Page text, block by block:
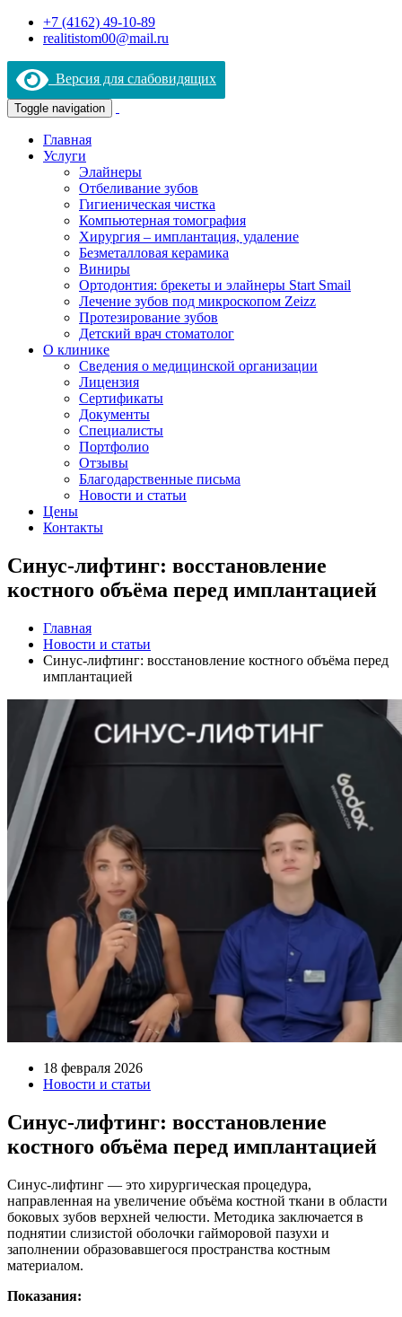
+7 (4162) 49-10-89
realitistom00@mail.ru
Версия для слабовидящих
Toggle navigation
Главная
Услуги
Элайнеры
Отбеливание зубов
Гигиеническая чистка
Компьютерная томография
Хирургия – имплантация, удаление
Безметалловая керамика
Виниры
Ортодонтия: брекеты и элайнеры Start Smail
Лечение зубов под микроскопом Zeizz
Протезирование зубов
Детский врач стоматолог
О клинике
Сведения о медицинской организации
Лицензия
Сертификаты
Документы
Специалисты
Портфолио
Отзывы
Благодарственные письма
Новости и статьи
Цены
Контакты
Синус-лифтинг: восстановление
костного объёма перед имплантацией
Главная
Новости и статьи
Синус-лифтинг: восстановление костного объёма перед
имплантацией
18 февраля 2026
Новости и статьи
Синус-лифтинг: восстановление
костного объёма перед имплантацией
Синус-лифтинг — это хирургическая процедура,
направленная на увеличение объёма костной ткани в области
боковых зубов верхней челюсти. Методика заключается в
поднятии слизистой оболочки гайморовой пазухи и
заполнении образовавшегося пространства костным
материалом.
Показания: